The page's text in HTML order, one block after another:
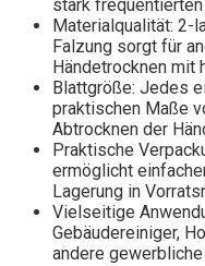
stark
Materialqualität:
Falzung sorgt für
Händetrocknen mit
Blattgröße: Jedes
praktischen Maße
Abtrocknen der
Praktische
ermöglicht
Lagerung in
Vielseitige
Gebäudereiniger,
andere